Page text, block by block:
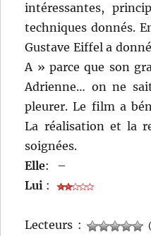
intéressantes,
techniques donnés.
Gustave Eiffel a
A » parce que son
Adrienne… on ne
pleurer. Le film a
La réalisation et la
soignées.
Elle:
–
Lui :
Lecteurs : (